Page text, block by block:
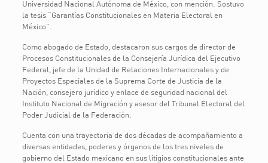
Universidad Nacional Autónoma de México, con mención. Sostuvo
la tesis “Garantías Constitucionales en Materia Electoral en
México”.
Como abogado de Estado, destacaron sus cargos de director de
Procesos Constitucionales de la Consejería Jurídica del Ejecutivo
Federal, jefe de la Unidad de Relaciones Internacionales y de
Proyectos Especiales de la Suprema Corte de Justicia de la
Nación, consejero jurídico y enlace de seguridad nacional del
Instituto Nacional de Migración y asesor del Tribunal Electoral del
Poder Judicial de la Federación.
Cuenta con una trayectoria de dos décadas de acompañamiento a
diversas entidades, poderes y órganos de los tres niveles de
gobierno del Estado mexicano en sus litigios constitucionales ante